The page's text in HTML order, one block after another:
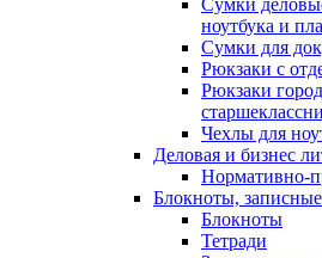
Сумки
ноутбука и
Сумки для
Рюкзаки с
Рюкзаки
Чехлы для
Деловая и бизнес
Нормативно-
Блокноты,
Блокноты
Тетради